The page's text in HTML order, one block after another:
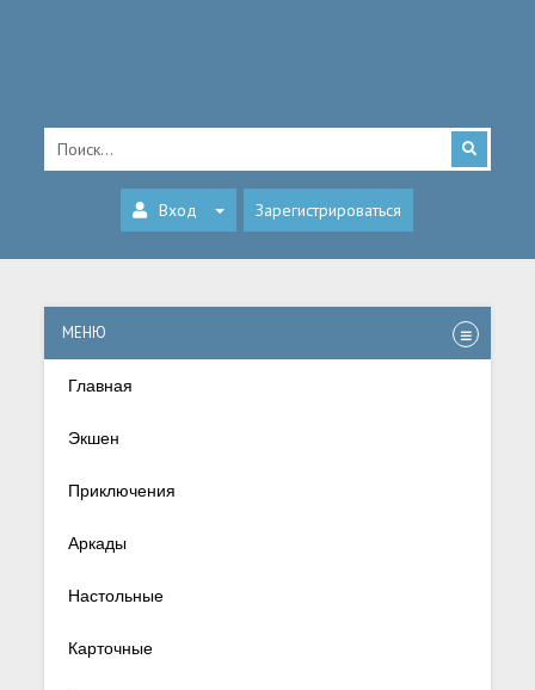
Вход Зарегистрироваться
МЕНЮ
Главная
Экшен
Приключения
Аркады
Настольные
Карточные